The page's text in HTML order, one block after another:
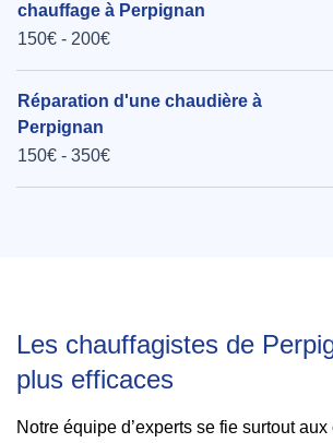
chauffage à Perpignan
150€ - 200€
Réparation d'une chaudière à
Perpignan
150€ - 350€
Les chauffagistes de
plus efficaces
Notre équipe d’experts se fie surtout